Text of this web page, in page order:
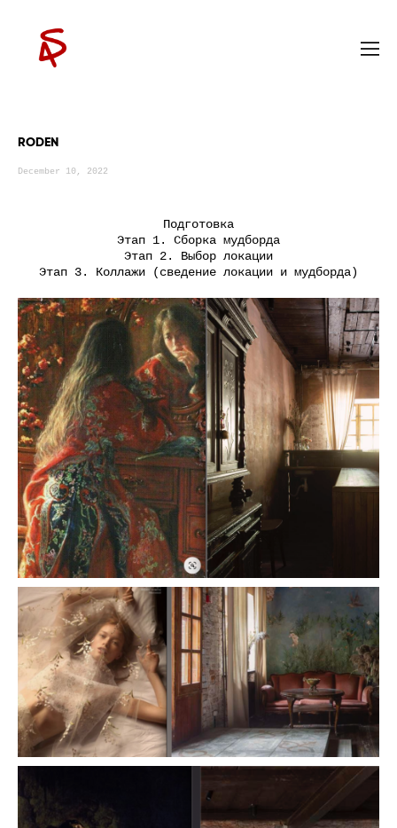
December 10, 2022
RODEN
Подготовка
Этап 1. Сборка мудборда
Этап 2. Выбор локации
Этап 3. Коллажи (сведение локации и мудборда)